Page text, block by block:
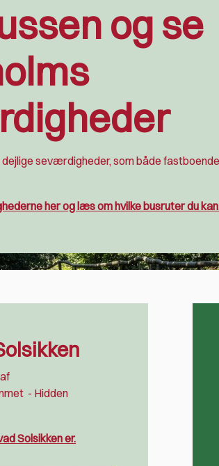
og se
dejlige seværdigheder, som både
her og læs om hvilke busruter du
- Hidden
Solsikken er.